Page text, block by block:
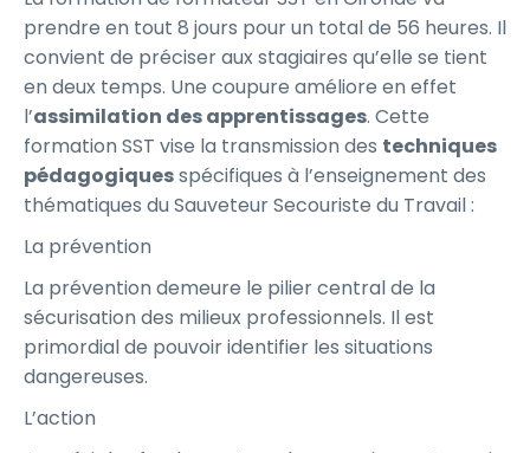
prendre en tout 8 jours pour un total de 56 heures. Il
convient de préciser aux stagiaires qu’elle se tient
en deux temps. Une coupure améliore en effet
l’assimilation des apprentissages. Cette
formation SST vise la transmission des techniques
pédagogiquesspécifiques à l’enseignement des
thématiques du Sauveteur Secouriste du Travail :
La prévention
La prévention demeure le pilier central de la
sécurisation des milieux professionnels. Il est
primordial de pouvoir identifier les situations
dangereuses.
L’action